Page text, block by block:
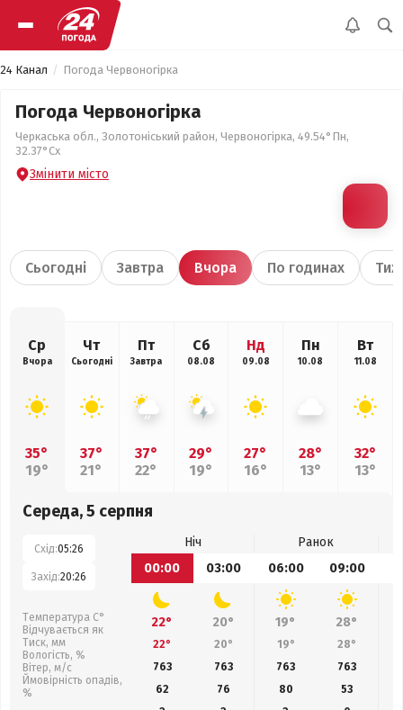
24 Канал Погода Червоногірка
Погода Червоногірка
Черкаська обл., Золотоніський район, Червоногірка, 49.54°Пн,
32.37°Сх
Змінити місто
Сьогодні Завтра Вчора По годинах
Ср
Вчора
35°
19°
Чт
Сьогодні
37°
21°
Пт
Завтра
37°
22°
Сб
08.08
29°
19°
Нд
09.08
27°
16°
Пн
10.08
28°
13°
Вт
11.08
32°
13°
Середа, 5 серпня
Схід:05:26
Захід:20:26
Температура С°
Відчувається як
Тиск, мм
Вологість, %
Вітер, м/с
Ймовірність опадів,
%
Ніч
Ранок
00:00
03:00 06:00 09:00
22° 20° 19° 28°
22° 20° 19° 28°
763
763 763 763
62
76 80 53